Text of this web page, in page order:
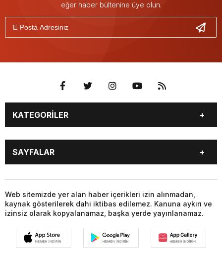
eğer haber bültenine üye olun.
KATEGORİLER
GÜNDEM
DÜNYA
SİYASET
SPOR
MAGAZİN
SAĞLIK
EĞİTİM
YAŞAM
TEKNOLOJİ
KÜLTÜR SANAT
BİYOGRAFİLER
FOTO GALERİ
VİDEO GALERİ
SAYFALAR
CANLI SONUÇLAR
CANLI TV
FİKSTÜR
FİRMA EKLE
FİRMA REHBERİ
GAZETELER
HABER GÖNDER
HAVA DURUMU
HİSSELER
GİRİŞ YAP
Web sitemizde yer alan haber içerikleri izin alınmadan,
kaynak gösterilerek dahi iktibas edilemez. Kanuna aykırı ve
izinsiz olarak kopyalanamaz, başka yerde yayınlanamaz.